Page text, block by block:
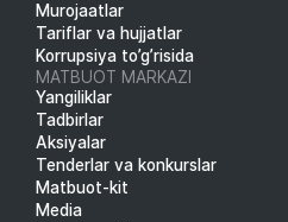
Murojaatlar
Tariflar va hujjatlar
Korrupsiya to’g’risida
MATBUOT MARKAZI
Yangiliklar
Tadbirlar
Aksiyalar
Tenderlar va konkurslar
Matbuot-kit
Media